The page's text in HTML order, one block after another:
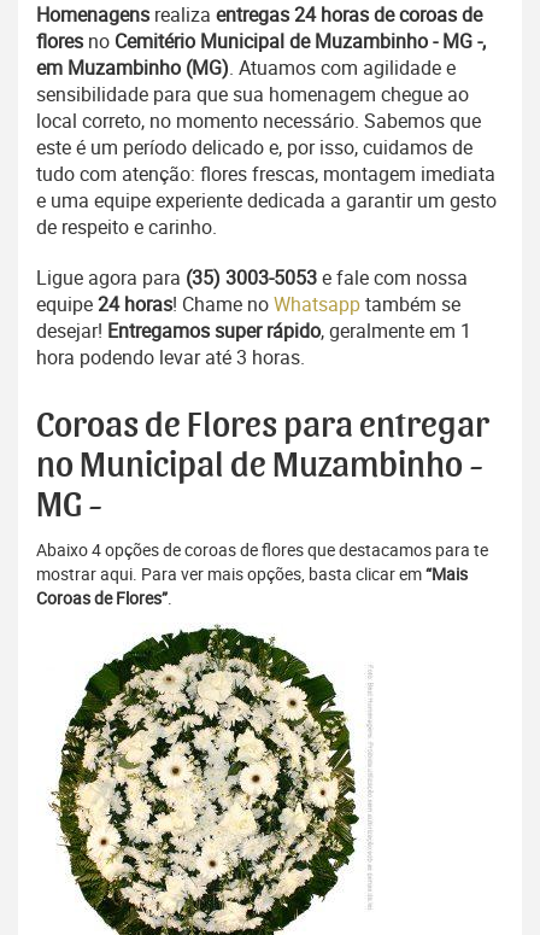
Homenagens realiza entregas 24 horas de coroas de
flores no Cemitério Municipal de Muzambinho - MG -,
em Muzambinho (MG). Atuamos com agilidade e
sensibilidade para que sua homenagem chegue ao
local correto, no momento necessário. Sabemos que
este é um período delicado e, por isso, cuidamos de
tudo com atenção: flores frescas, montagem imediata
e uma equipe experiente dedicada a garantir um gesto
de respeito e carinho.
Ligue agora para (35) 3003-5053e fale com nossa
equipe24 horas! Chame noWhatsapptambém se
desejar! Entregamos super rápido, geralmente em 1
hora podendo levar até 3 horas.
Coroas de Flores para entregar
no Municipal de Muzambinho -
MG -
Abaixo 4 opções de coroas de flores que destacamos para te
mostrar aqui. Para ver mais opções, basta clicar em“Mais
Coroas de Flores”.